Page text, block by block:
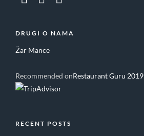
DRUGI O NAMA
Žar Mance
Recommended onRestaurant Guru 2019
RECENT POSTS